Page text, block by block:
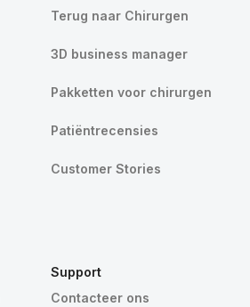
Terug naar Chirurgen
3D business manager
Pakketten voor chirurgen
Patiëntrecensies
Customer Stories
Support
Contacteer ons